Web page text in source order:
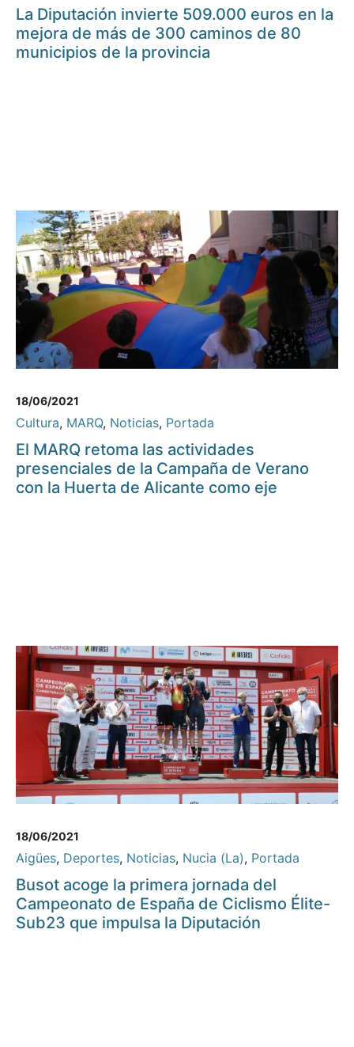
La Diputación invierte 509.000 euros en la
mejora de más de 300 caminos de 80
municipios de la provincia
18/06/2021
Cultura, MARQ, Noticias, Portada
El MARQ retoma las actividades
presenciales de la Campaña de Verano
con la Huerta de Alicante como eje
18/06/2021
Aigües, Deportes, Noticias, Nucia (La), Portada
Busot acoge la primera jornada del
Campeonato de España de Ciclismo Élite-
Sub23 que impulsa la Diputación